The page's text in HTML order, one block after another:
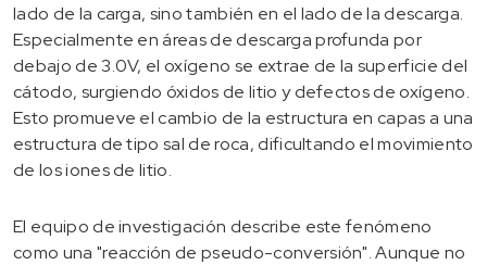
lado de la carga, sino también en el lado de la descarga.
Especialmente en áreas de descarga profunda por
debajo de 3.0V, el oxígeno se extrae de la superficie del
cátodo, surgiendo óxidos de litio y defectos de oxígeno.
Esto promueve el cambio de la estructura en capas a una
estructura de tipo sal de roca, dificultando el movimiento
de los iones de litio.
El equipo de investigación describe este fenómeno
como una "reacción de pseudo-conversión". Aunque no